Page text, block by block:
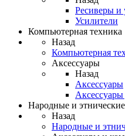
Ресиверы и
Усилители
Компьютерная техника
Назад
Компьютерная
Аксессуары
Назад
Аксессуары
Народные и этнические
Назад
Народные и